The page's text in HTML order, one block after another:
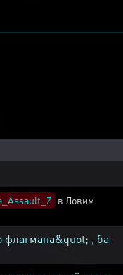
в Ловим
флагмана&quot; , ба